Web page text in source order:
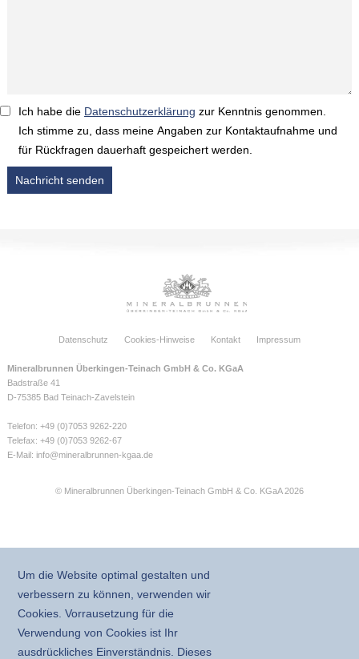
Ich habe die Datenschutzerklärung zur Kenntnis genommen.
Ich stimme zu, dass meine Angaben zur Kontaktaufnahme und
für Rückfragen dauerhaft gespeichert werden.
Datenschutz Cookies-Hinweise Kontakt Impressum
Mineralbrunnen Überkingen-Teinach GmbH & Co. KGaA
Badstraße 41
D-75385 Bad Teinach-Zavelstein
Telefon: +49 (0)7053 9262-220
Telefax: +49 (0)7053 9262-67
E-Mail: info@mineralbrunnen-kgaa.de
© Mineralbrunnen Überkingen-Teinach GmbH & Co. KGaA 2026
Um die Website optimal gestalten und
verbessern zu können, verwenden wir
Cookies. Vorrausetzung für die
Verwendung von Cookies ist Ihr
ausdrückliches Einverständnis. Dieses